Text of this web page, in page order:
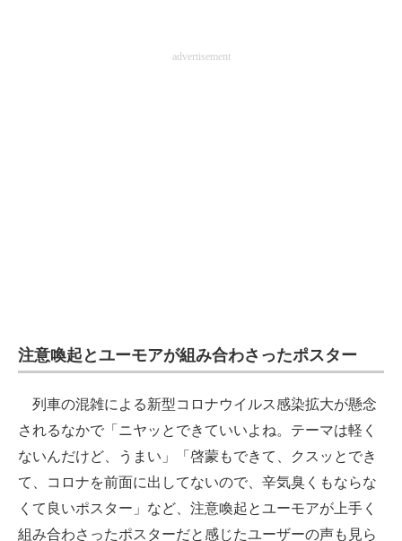
advertisement
注意喚起とユーモアが組み合わさったポスター
列車の混雑による新型コロナウイルス感染拡大が懸念
されるなかで「ニヤッとできていいよね。テーマは軽く
ないんだけど、うまい」「啓蒙もできて、クスッとでき
て、コロナを前面に出してないので、辛気臭くもならな
くて良いポスター」など、注意喚起とユーモアが上手く
組み合わさったポスターだと感じたユーザーの声も見ら